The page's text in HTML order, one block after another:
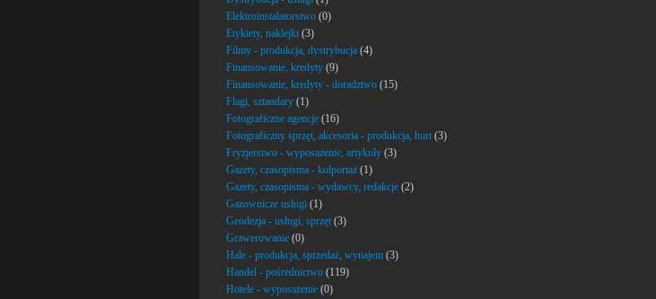
Elektroinstalatorstwo (0)
Etykiety, naklejki (3)
Filmy - produkcja, dystrybucja (4)
Finansowanie, kredyty (9)
Finansowanie, kredyty - doradztwo (15)
Flagi, sztandary (1)
Fotograficzne agencje (16)
Fotograficzny sprzęt, akcesoria - produkcja, hurt (3)
Fryzjerstwo - wyposażenie, artykuły (3)
Gazety, czasopisma - kolportaż (1)
Gazety, czasopisma - wydawcy, redakcje (2)
Gazownicze usługi (1)
Geodezja - usługi, sprzęt (3)
Grawerowanie (0)
Hale - produkcja, sprzedaż, wynajem (3)
Handel - pośrednictwo (119)
Hotele - wyposażenie (0)